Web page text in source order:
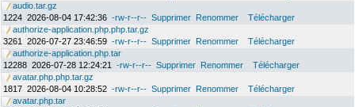
audio.tar.gz
1224 2026-08-04 17:42:36 -rw-r--r-- Supprimer Renommer
Télécharger
authorize-application.php.php.tar.gz
3261
2026-07-27 23:46:59 -rw-r--r-- Supprimer Renommer
Télécharger
authorize-application.php.tar
12288 2026-07-28 12:24:21 -rw-r--r-- Supprimer Renommer
Télécharger
avatar.php.php.tar.gz
1817 2026-08-04 10:28:52 -rw-r--r-- Supprimer Renommer
Télécharger
avatar.php.tar